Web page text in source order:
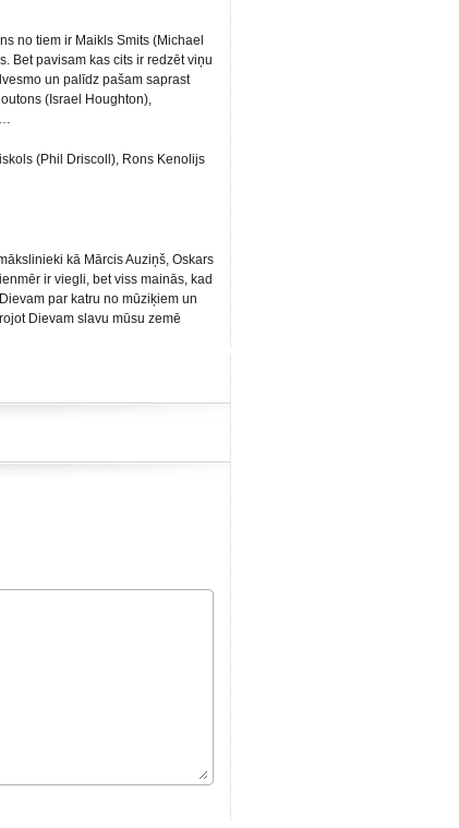
no tiem ir Maikls Smits (Michael
Bet pavisam kas cits ir redzēt viņu
un palīdz pašam saprast
(Israel Houghton),
(Phil Driscoll), Rons Kenolijs
kā Mārcis Auziņš, Oskars
ir viegli, bet viss mainās, kad
par katru no mūziķiem un
Dievam slavu mūsu zemē